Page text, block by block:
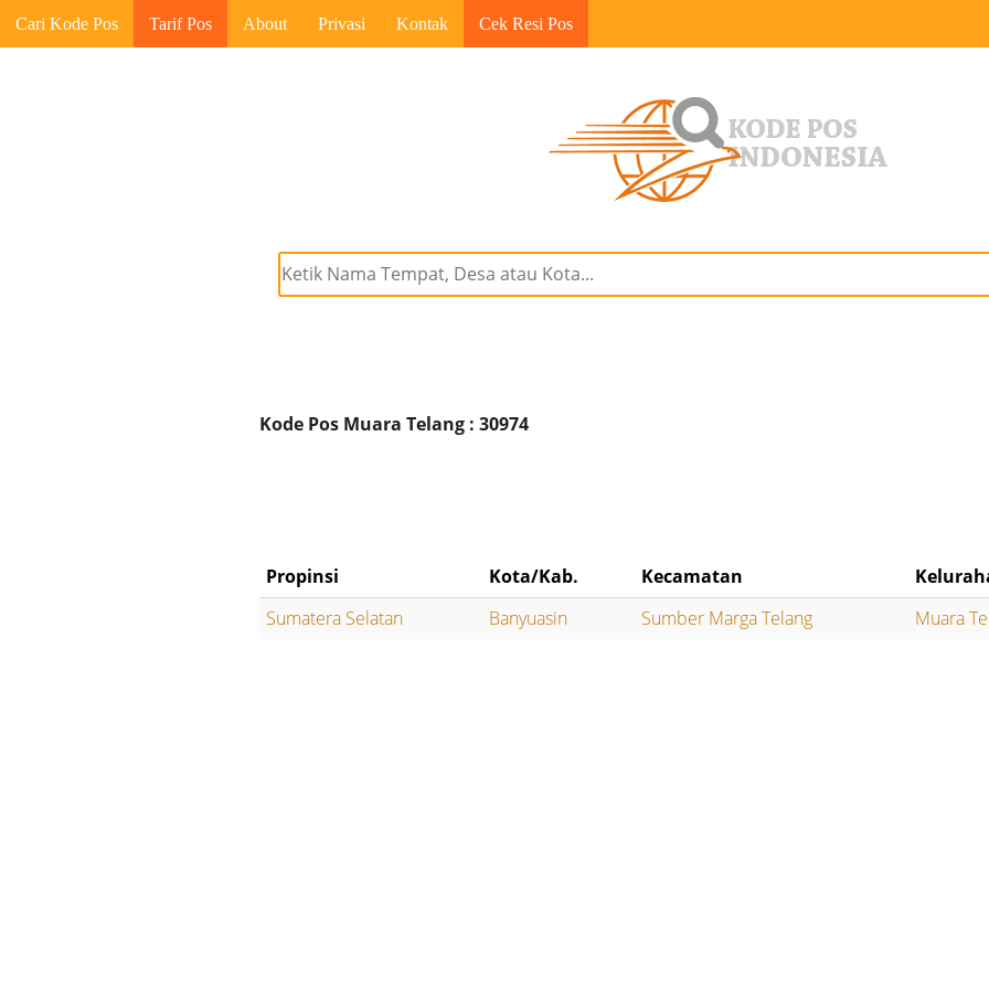
Cari Kode Pos Tarif Pos About Privasi Kontak Cek Resi Pos
Kode Pos Muara Telang : 30974
Propinsi Kota/Kab. Kecamatan
Sumatera Selatan
Banyuasin Sumber Marga Telang Muara